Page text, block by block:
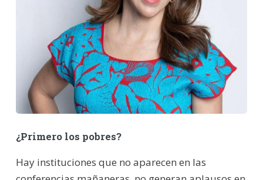
¿Primero los pobres?
Hay instituciones que no aparecen en las